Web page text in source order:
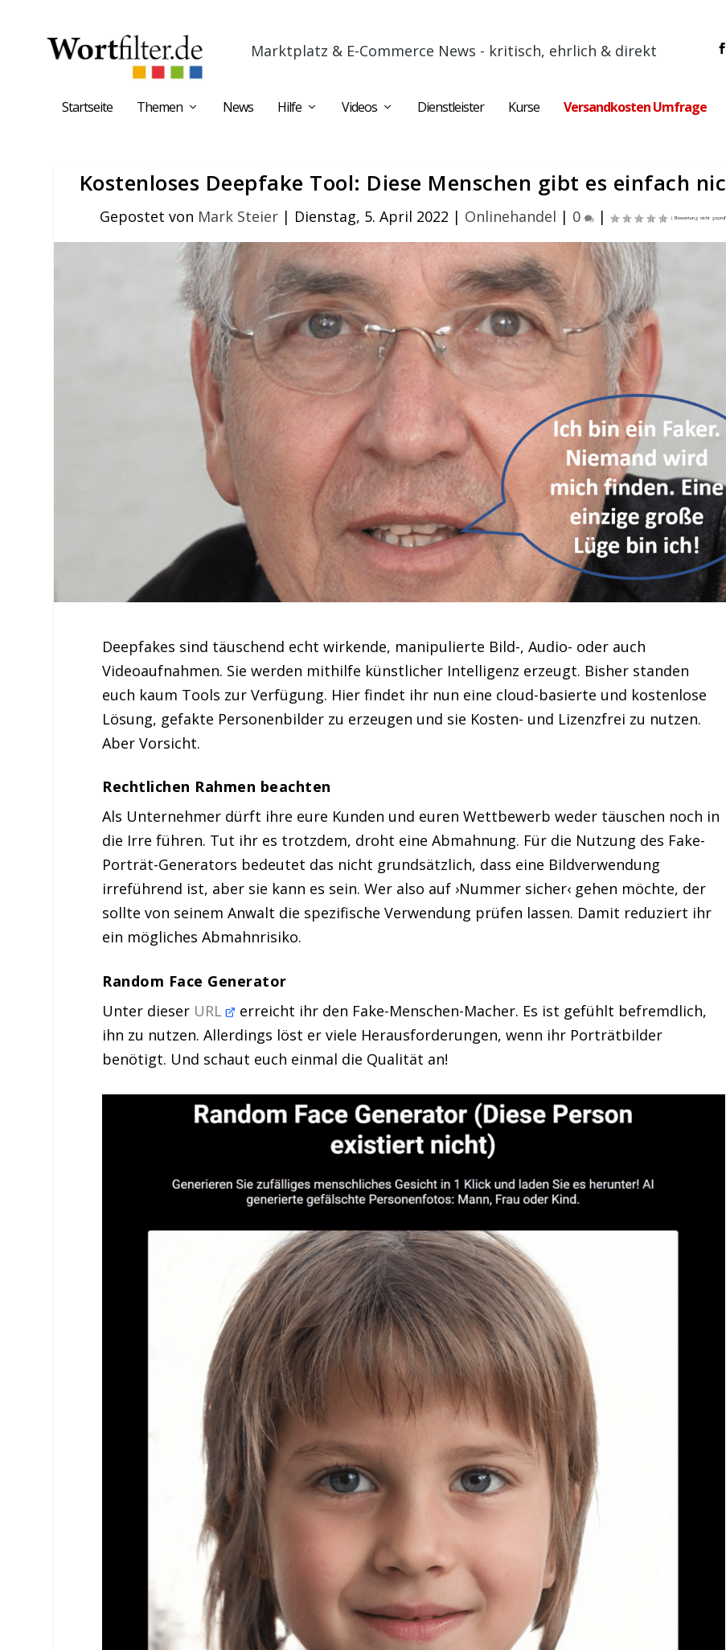
Marktplatz & E-Commerce News - kritisch, ehrlich & direkt
Startseite Themen News Hilfe Videos Dienstleister Kurse Versandkosten Umfrage
Kostenloses Deepfake Tool: Diese Menschen gibt es einfach
Gepostet von Mark Steier | Dienstag, 5. April 2022 | Onlinehandel | 0 |
Deepfakes sind täuschend echt wirkende, manipulierte Bild-, Audio- oder auch
Videoaufnahmen. Sie werden mithilfe künstlicher Intelligenz erzeugt. Bisher standen
euch kaum Tools zur Verfügung. Hier findet ihr nun eine cloud-basierte und kostenlose
Lösung, gefakte Personenbilder zu erzeugen und sie Kosten- und Lizenzfrei zu nutzen.
Aber Vorsicht.
Rechtlichen Rahmen beachten
Als Unternehmer dürft ihre eure Kunden und euren Wettbewerb weder täuschen noch in
die Irre führen. Tut ihr es trotzdem, droht eine Abmahnung. Für die Nutzung des Fake-
Porträt-Generators bedeutet das nicht grundsätzlich, dass eine Bildverwendung
irreführend ist, aber sie kann es sein. Wer also auf ›Nummer sicher‹ gehen möchte, der
sollte von seinem Anwalt die spezifische Verwendung prüfen lassen. Damit reduziert ihr
ein mögliches Abmahnrisiko.
Random Face Generator
Unter dieser URL
erreicht ihr den Fake-Menschen-Macher. Es ist gefühlt befremdlich,
ihn zu nutzen. Allerdings löst er viele Herausforderungen, wenn ihr Porträtbilder
benötigt. Und schaut euch einmal die Qualität an!